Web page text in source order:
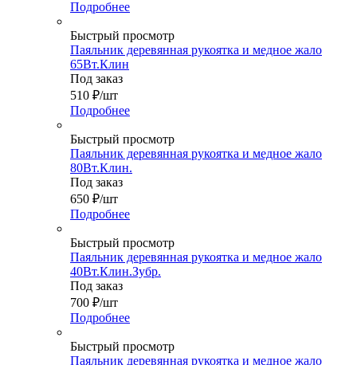
Подробнее
Быстрый просмотр
Паяльник деревянная рукоятка и медное жало
65Вт.Клин
Под заказ
510 ₽/шт
Подробнее
Быстрый просмотр
Паяльник деревянная рукоятка и медное жало
80Вт.Клин.
Под заказ
650 ₽/шт
Подробнее
Быстрый просмотр
Паяльник деревянная рукоятка и медное жало
40Вт.Клин.Зубр.
Под заказ
700 ₽/шт
Подробнее
Быстрый просмотр
Паяльник деревянная рукоятка и медное жало